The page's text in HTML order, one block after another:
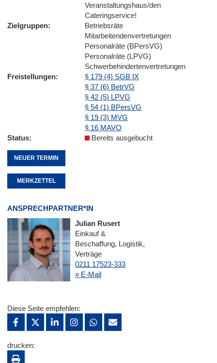
Veranstaltungshaus/den
Cateringservice!
Zielgruppen
Betriebsräte
Mitarbeitendenvertretungen
Personalräte (BPersVG)
Personalräte (LPVG)
Schwerbehindertenvertretungen
Freistellungen
§ 179 (4) SGB IX
§ 37 (6) BetrVG
§ 42 (5) LPVG
§ 54 (1) BPersVG
§ 19 (3) MVG
§ 16 MAVO
Status
Bereits ausgebucht
NEUER TERMIN
MERKZETTEL
ANSPRECHPARTNER*IN
Julian Rusert
Einkauf &
Beschaffung, Logistik,
Verträge
0211 17523-333
» E-Mail
Diese Seite empfehlen:
drucken: